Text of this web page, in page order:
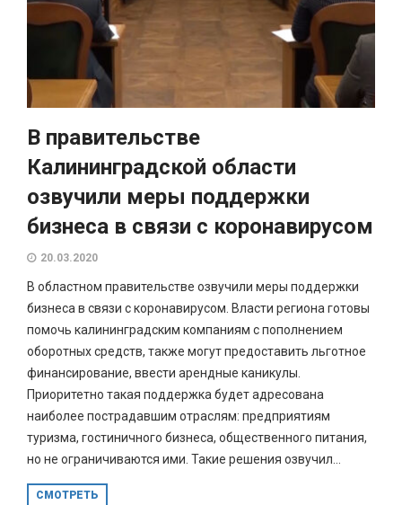
В правительстве
Калининградской области
озвучили меры поддержки
бизнеса в связи с коронавирусом
20.03.2020
В областном правительстве озвучили меры поддержки
бизнеса в связи с коронавирусом. Власти региона готовы
помочь калининградским компаниям с пополнением
оборотных средств, также могут предоставить льготное
финансирование, ввести арендные каникулы.
Приоритетно такая поддержка будет адресована
наиболее пострадавшим отраслям: предприятиям
туризма, гостиничного бизнеса, общественного питания,
но не ограничиваются ими. Такие решения озвучил...
СМОТРЕТЬ